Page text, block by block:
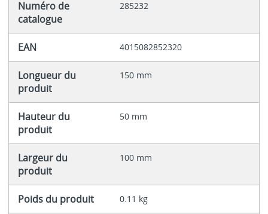
Numéro de
catalogue
285232
EAN 4015082852320
Longueur du
produit
150 mm
Hauteur du
produit
50 mm
Largeur du
produit
100 mm
Poids du produit 0.11 kg